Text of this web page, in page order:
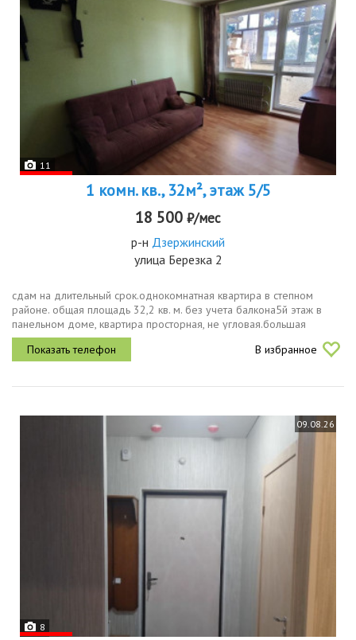
11
1 комн. кв., 32м², этаж 5/5
18 500 ₽/мес
р-н Дзержинский
улица Березка 2
сдам на длительный срок.однокомнатная квартира в степном
районе. общая площадь 32,2 кв. м. без учета балкона5й этаж в
панельном доме, квартира просторная, не угловая.большая
комната 19,3м2 с выходом на балкон.в квартире сделан ремонт
В избранное
09.08.26
8